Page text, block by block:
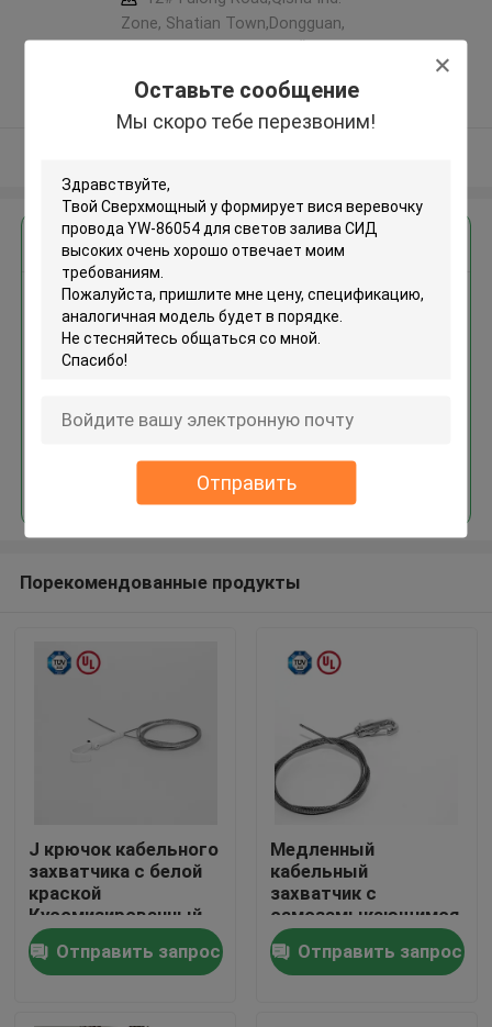
Оставьте сообщение
Мы скоро тебе перезвоним!
Отправить
Дом
Продукты
Ролики
Zone, Shatian Town,Dongguan,
Подтверженный
поставщик
Получить лучшую цену для
Сверхмощный y формирует
вися веревочку провода YW-
Продолжать
Порекомендованные продукты
J крючок кабельного
захватчика с белой
краской
Кусомизированный
подставный
аксессуар с
предохранительной
Отправить запрос
Медленный
кабельный
захватчик с
самозамыкающимся
пружинным крючком
Отправить запрос